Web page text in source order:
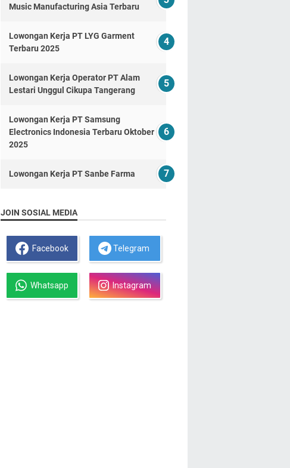
Music Manufacturing Asia Terbaru
Lowongan Kerja PT LYG Garment
Terbaru 2025
Lowongan Kerja Operator PT Alam
Lestari Unggul Cikupa Tangerang
Lowongan Kerja PT Samsung
Electronics Indonesia Terbaru Oktober
2025
Lowongan Kerja PT Sanbe Farma
JOIN SOSIAL MEDIA
Facebook Telegram
Whatsapp Instagram